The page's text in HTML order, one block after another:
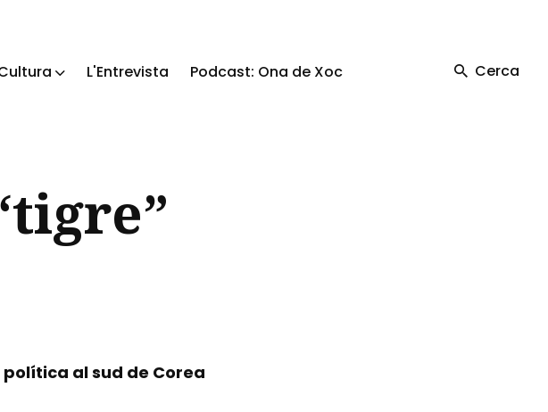
L'Entrevista Podcast: Ona de Xoc Cerca
política al sud de Corea